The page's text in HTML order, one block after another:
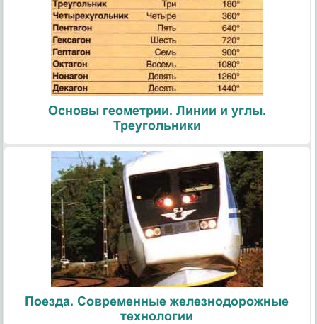
Основы геометрии. Линии и углы.
Треугольники
Поезда. Современные железнодорожные
технологии